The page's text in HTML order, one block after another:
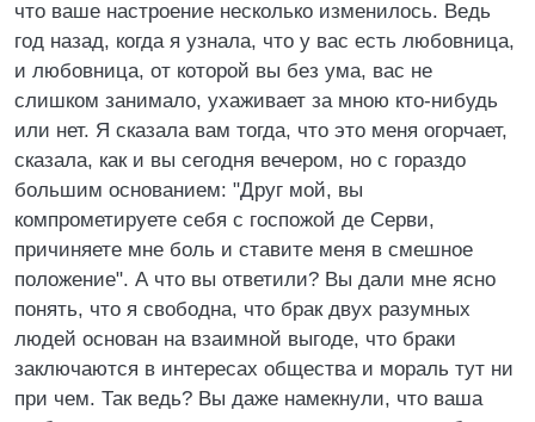
что ваше настроение несколько изменилось. Ведь
год назад, когда я узнала, что у вас есть любовница,
и любовница, от которой вы без ума, вас не
слишком занимало, ухаживает за мною кто-нибудь
или нет. Я сказала вам тогда, что это меня огорчает,
сказала, как и вы сегодня вечером, но с гораздо
большим основанием: "Друг мой, вы
компрометируете себя с госпожой де Серви,
причиняете мне боль и ставите меня в смешное
положение". А что вы ответили? Вы дали мне ясно
понять, что я свободна, что брак двух разумных
людей основан на взаимной выгоде, что браки
заключаются в интересах общества и мораль тут ни
при чем. Так ведь? Вы даже намекнули, что ваша